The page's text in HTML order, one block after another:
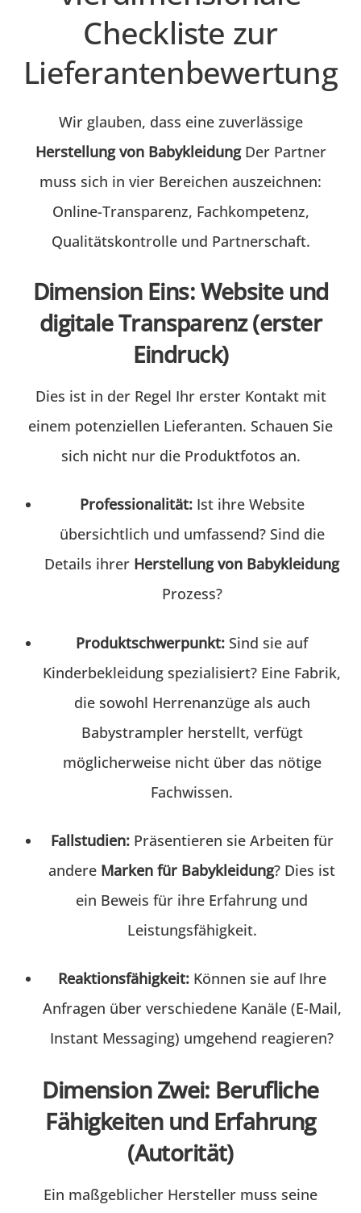
Checkliste zur
Lieferantenbewertung
Wir glauben, dass eine zuverlässige
Herstellung von BabykleidungDer Partner
muss sich in vier Bereichen auszeichnen:
Online-Transparenz, Fachkompetenz,
Qualitätskontrolle und Partnerschaft.
Dimension Eins: Website und
digitale Transparenz (erster
Eindruck)
Dies ist in der Regel Ihr erster Kontakt mit
einem potenziellen Lieferanten. Schauen Sie
sich nicht nur die Produktfotos an.
Professionalität:Ist ihre Website
übersichtlich und umfassend? Sind die
Details ihrer Herstellung von Babykleidung
Prozess?
Produktschwerpunkt: Sind sie auf
Kinderbekleidung spezialisiert? Eine Fabrik,
die sowohl Herrenanzüge als auch
Babystrampler herstellt, verfügt
möglicherweise nicht über das nötige
Fachwissen.
Fallstudien:Präsentieren sie Arbeiten für
andere Marken für Babykleidung? Dies ist
ein Beweis für ihre Erfahrung und
Leistungsfähigkeit.
Reaktionsfähigkeit:Können sie auf Ihre
Anfragen über verschiedene Kanäle (E-Mail,
Instant Messaging) umgehend reagieren?
Dimension Zwei: Berufliche
Fähigkeiten und Erfahrung
(Autorität)
Ein maßgeblicher Hersteller muss seine